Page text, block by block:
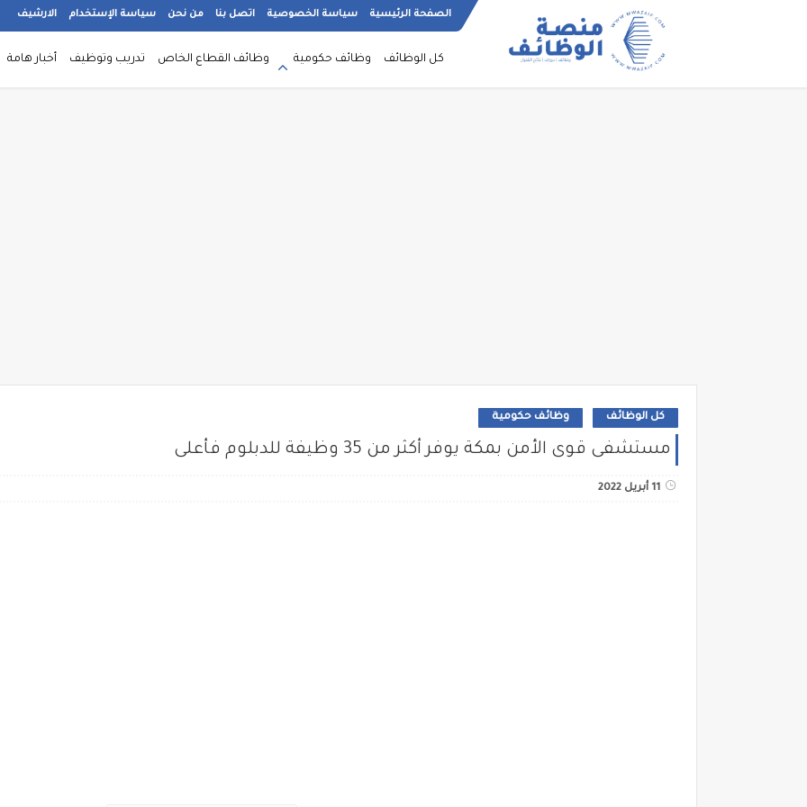
الصفحة الرئيسية سياسة الخصوصية اتصل بنا من نحن سياسة الإستخدام الارشيف
كل الوظائف وظائف حكومية وظائف القطاع الخاص تدريب وتوظيف أخبار هامة
كل الوظائف وظائف حكومية
مستشفى قوى الأمن بمكة يوفر أكثر من 35 وظيفة للدبلوم فأعلى
11 أبريل 2022